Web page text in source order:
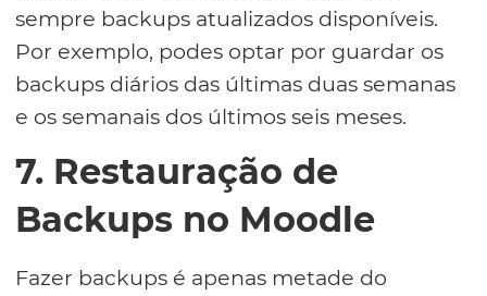
sempre backups atualizados disponíveis.
Por exemplo, podes optar por guardar os
backups diários das últimas duas semanas
e os semanais dos últimos seis meses.
7. Restauração de
Backups no Moodle
Fazer backups é apenas metade do